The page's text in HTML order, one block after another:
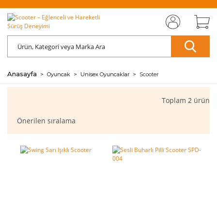
🖱️
KARGO
📦
AZ
ÖDE
💰
ZİYARET EDİN
KARGO
AZ
ÖDE
💰
Anasayfa Oyuncak Unisex Oyuncaklar Scooter
Toplam 2 ürün